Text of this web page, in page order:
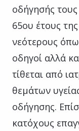
οδήγησής
65ου έτους
νεότερους
οδηγοί αλλά
τίθεται από
θεμάτων
οδήγησης.
κατόχους